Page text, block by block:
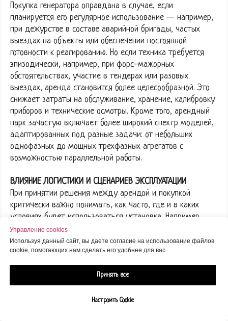
Покупка генератора оправдана в случае, если
планируется его регулярное использование — например,
при дежурстве в составе аварийной бригады, частых
выездах на объекты или обеспечении постоянной
готовности к реагированию. Но если техника требуется
эпизодически, например, при форс-мажорных
обстоятельствах, участие в тендерах или разовых
выездах, аренда становится более целесообразной. Это
снижает затраты на обслуживание, хранение, калибровку
приборов и технические осмотры. Кроме того, арендный
парк зачастую включает более широкий спектр моделей,
адаптированных под разные задачи: от небольших
однофазных до мощных трехфазных агрегатов с
возможностью параллельной работы.
ВЛИЯНИЕ ЛОГИСТИКИ И СЦЕНАРИЕВ ЭКСПЛУАТАЦИИ
При принятии решения между арендой и покупкой
критически важно понимать, как часто, где и в каких
условиях будет использоваться установка. Например,
если генератор должен работать в труднодоступных
районах или выезжать в зону отключения без
предварительной логистической подготовки, понадобится
автономная мобильная модель с проходимым шасси и
расширенным топливным баком. Если же сценарий —
работа на стационарной площадке, требования
меняются: здесь важны устойчивость, минимальный
Управление cookies
Используя данный сайт, вы даете согласие на использование файлов
cookie, помогающих нам сделать его удобнее для вас.
Принять все
Настроить Cookie